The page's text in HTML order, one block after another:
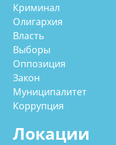
Криминал
Олигархия
Власть
Выборы
Оппозиция
Закон
Муниципалитет
Коррупция
Локации